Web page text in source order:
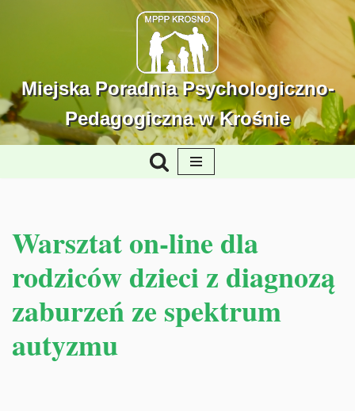
treści
Miejska Poradnia Psychologiczno-
Pedagogiczna w Krośnie
Warsztat on-line dla
rodziców dzieci z diagnozą
zaburzeń ze spektrum
autyzmu